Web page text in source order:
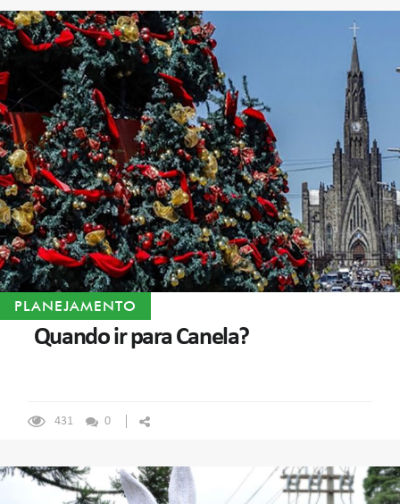
PLANEJAMENTO
Quando ir para Canela?
431 0